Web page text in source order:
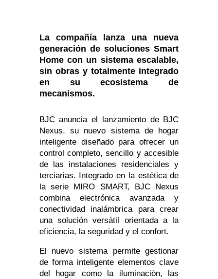
La compañía lanza una nueva
generación de soluciones Smart
Home con un sistema escalable,
sin obras y totalmente integrado
en su ecosistema de
mecanismos.
BJC anuncia el lanzamiento de BJC
Nexus, su nuevo sistema de hogar
inteligente diseñado para ofrecer un
control completo, sencillo y accesible
de las instalaciones residenciales y
terciarias. Integrado en la estética de
la serie MIRO SMART, BJC Nexus
combina electrónica avanzada y
conectividad inalámbrica para crear
una solución versátil orientada a la
eficiencia, la seguridad y el confort.
El nuevo sistema permite gestionar
de forma inteligente elementos clave
del hogar como la iluminación, las